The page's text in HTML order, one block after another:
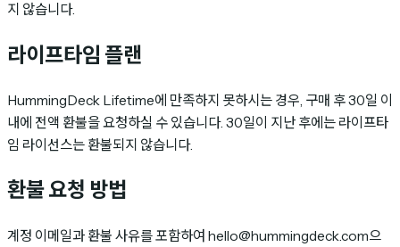
지 않습니다.
라이프타임 플랜
HummingDeck Lifetime에 만족하지 못하시는 경우, 구매 후 30일 이
내에 전액 환불을 요청하실 수 있습니다. 30일이 지난 후에는 라이프타
임 라이선스는 환불되지 않습니다.
환불 요청 방법
계정 이메일과 환불 사유를 포함하여 hello@hummingdeck.com으